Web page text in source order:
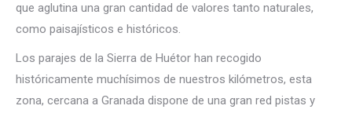
que aglutina una gran cantidad de valores tanto naturales,
como paisajísticos e históricos.
Los parajes de la Sierra de Huétor han recogido
históricamente muchísimos de nuestros kilómetros, esta
zona, cercana a Granada dispone de una gran red pistas y